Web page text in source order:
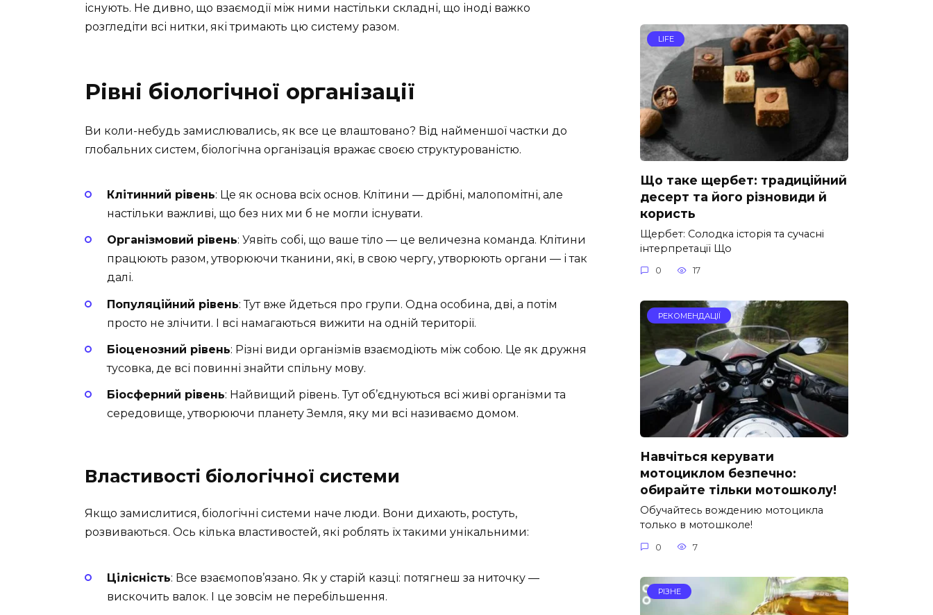
існують. Не дивно, що взаємодії між ними настільки складні, що іноді важко
розгледіти всі нитки, які тримають цю систему разом.
Рівні біологічної організації
Ви коли-небудь замислювались, як все це влаштовано? Від найменшої частки до
глобальних систем, біологічна організація вражає своєю структурованістю.
Клітинний рівень: Це як основа всіх основ. Клітини — дрібні, малопомітні, але
настільки важливі, що без них ми б не могли існувати.
Організмовий рівень: Уявіть собі, що ваше тіло — це величезна команда. Клітини
працюють разом, утворюючи тканини, які, в свою чергу, утворюють органи — і так
далі.
Популяційний рівень: Тут вже йдеться про групи. Одна особина, дві, а потім
просто не злічити. І всі намагаються вижити на одній території.
Біоценозний рівень: Різні види організмів взаємодіють між собою. Це як дружня
тусовка, де всі повинні знайти спільну мову.
Біосферний рівень: Найвищий рівень. Тут об’єднуються всі живі організми та
середовище, утворюючи планету Земля, яку ми всі називаємо домом.
Властивості біологічної системи
Якщо замислитися, біологічні системи наче люди. Вони дихають, ростуть,
розвиваються. Ось кілька властивостей, які роблять їх такими унікальними:
Цілісність: Все взаємопов’язано. Як у старій казці: потягнеш за ниточку —
вискочить валок. І це зовсім не перебільшення.
LIFE
Що таке щербет: традиційний
десерт та його різновиди й
користь
Щербет: Солодка історія та сучасні
інтерпретації Що
0 17
РЕКОМЕНДАЦІЇ
Навчіться керувати
мотоциклом безпечно:
обирайте тільки мотошколу!
Обучайтесь вождению мотоцикла
только в мотошколе!
0 7
РІЗНЕ